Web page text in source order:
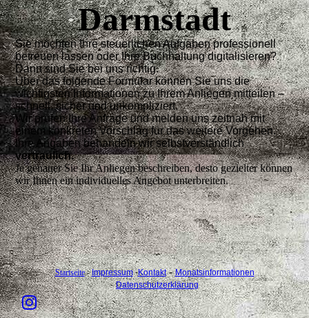
Darmstadt
Sie möchten Ihre steuerlichen Aufgaben professionell
betreuen lassen oder Ihre Buchhaltung digitalisieren?
Dann sind Sie bei uns richtig.
Über das folgende Formular können Sie uns die
wichtigsten Informationen zu Ihrem Anliegen mitteilen –
schnell, sicher und unkompliziert.
Wir prüfen Ihre Anfrage und melden uns zeitnah mit
einem konkreten Vorschlag für das weitere Vorgehen.
Ihre Angaben behandeln wir selbstverständlich
vertraulich.
Je genauer Sie Ihr Anliegen beschreiben, desto gezielter können
wir Ihnen ein individuelles Angebot unterbreiten.
Startseite- Impressum-Kontakt-Monatsinformationen
- Datenschutzerklärung